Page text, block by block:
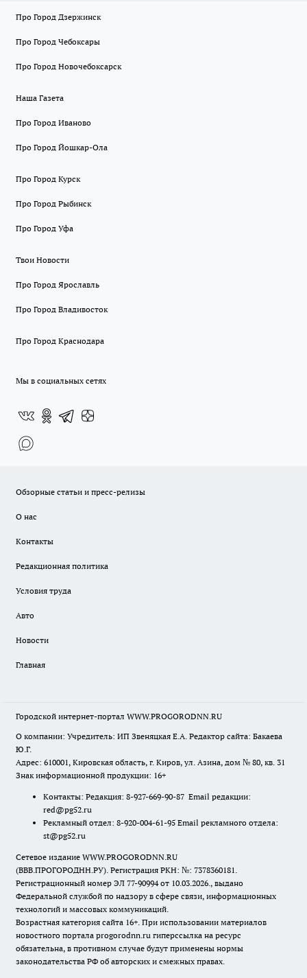
Про Город Дзержинск
Про Город Чебоксары
Про Город Новочебоксарск
Наша Газета
Про Город Иваново
Про Город Йошкар-Ола
Про Город Курск
Про Город Рыбинск
Про Город Уфа
Твои Новости
Про Город Ярославль
Про Город Владивосток
Про Город Краснодара
Мы в социальных сетях
Обзорные статьи и пресс-релизы
О нас
Контакты
Редакционная политика
Условия труда
Авто
Новости
Главная
Городской интернет-портал WWW.PROGORODNN.RU
О компании: Учредитель: ИП Звеняцкая Е.А. Редактор сайта: Бакаева
Ю.Г.
Адрес: 610001, Кировская область, г. Киров, ул. Азина, дом № 80, кв. 31
Знак информационной продукции: 16+
Контакты: Редакция: 8-927-669-90-87 Email редакции:
red@pg52.ru
Рекламный отдел: 8-920-004-61-95 Email рекламного отдела:
st@pg52.ru
Сетевое издание WWW.PROGORODNN.RU
(ВВВ.ПРОГОРОДНН.РУ). Регистрация РКН: №: 7378360181.
Регистрационный номер ЭЛ 77-90994 от 10.03.2026., выдано
Федеральной службой по надзору в сфере связи, информационных
технологий и массовых коммуникаций.
Возрастная категория сайта 16+. При использовании материалов
новостного портала progorodnn.ru гиперссылка на ресурс
обязательна, в противном случае будут применены нормы
законодательства РФ об авторских и смежных правах.